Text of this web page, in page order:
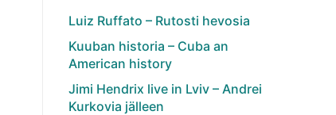
Luiz Ruffato – Rutosti hevosia
Kuuban historia – Cuba an
American history
Jimi Hendrix live in Lviv – Andrei
Kurkovia jälleen